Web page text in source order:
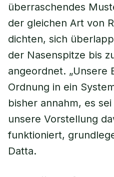
überraschendes
der gleichen Art von
dichten, sich
der Nasenspitze bis
angeordnet. „Unsere
Ordnung in ein
bisher annahm, es
unsere Vorstellung
funktioniert,
Datta.